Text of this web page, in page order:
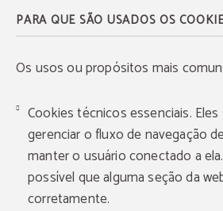
PARA QUE SÃO USADOS OS
Os usos ou propósitos mais
Cookies técnicos essenciais.
gerenciar o fluxo de navegação
manter o usuário conectado a
possível que alguma seção da
corretamente.